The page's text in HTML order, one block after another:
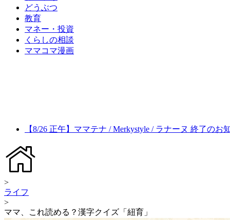
どうぶつ
教育
マネー・投資
くらしの相談
ママコマ漫画
【8/26 正午】ママテナ / Merkystyle / ラナーヌ 終了のお
>
ライフ
>
ママ、これ読める？漢字クイズ「紐育」